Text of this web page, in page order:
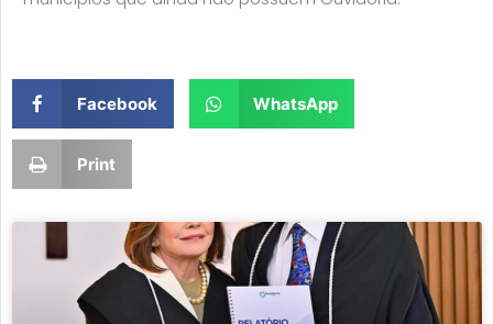
Facebook WhatsApp
Print
PagePagePagePagePage